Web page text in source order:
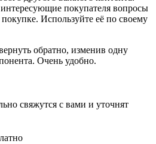
покупателя вопросы
Используйте её по своему
обратно, изменив одну
Очень удобно.
свяжутся с вами и уточнят